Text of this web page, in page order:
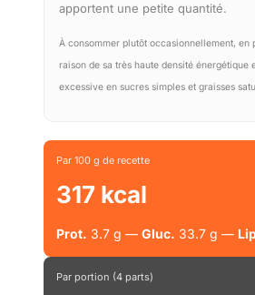
apportent une petite quantité.
À consommer plutôt occasionnellement, en
raison de sa très haute densité énergétique
excessive en sucres simples et graisses
Par 100 g de recette
317 kcal
Prot. 3.7 g — Gluc. 33.7 g —
Par portion (4 parts)